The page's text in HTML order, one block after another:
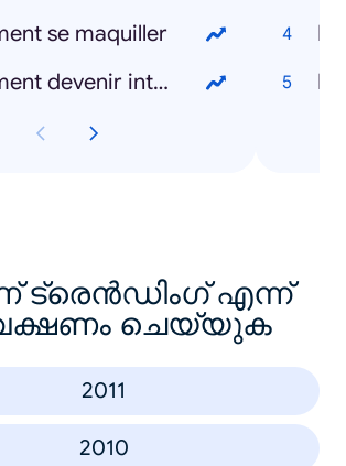
se maquiller
Comment devenir intelligent
ട്രെൻഡിംഗ് എന്ന്
ചെയ്യുക
2011
2010